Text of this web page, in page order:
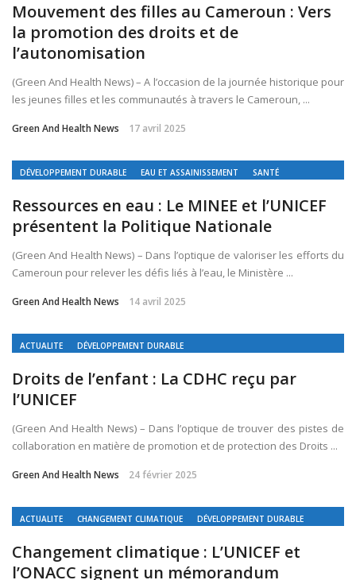
Mouvement des filles au Cameroun : Vers
la promotion des droits et de
l’autonomisation
(Green And Health News) – A l’occasion de la journée historique pour
les jeunes filles et les communautés à travers le Cameroun, ...
Green And Health News 17 avril 2025
DÉVELOPPEMENT DURABLE EAU ET ASSAINISSEMENT SANTÉ
Ressources en eau : Le MINEE et l’UNICEF
présentent la Politique Nationale
(Green And Health News) – Dans l’optique de valoriser les efforts du
Cameroun pour relever les défis liés à l’eau, le Ministère ...
Green And Health News 14 avril 2025
ACTUALITE DÉVELOPPEMENT DURABLE
Droits de l’enfant : La CDHC reçu par
l’UNICEF
(Green And Health News) – Dans l’optique de trouver des pistes de
collaboration en matière de promotion et de protection des Droits ...
Green And Health News 24 février 2025
ACTUALITE CHANGEMENT CLIMATIQUE
DÉVELOPPEMENT DURABLE
Changement climatique : L’UNICEF et
l’ONACC signent un mémorandum